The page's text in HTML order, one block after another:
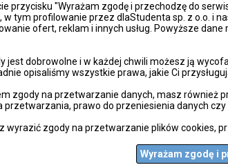
przycisku "Wyrażam zgodę i przechodzę do
w tym profilowanie przez dlaStudenta sp. z o.o. i
ofert, reklam i innych usług. Powyższe dane
jest dobrowolne i w każdej chwili możesz ją
opisaliśmy wszystkie prawa, jakie Ci
zgody na przetwarzanie danych, masz również
przetwarzania, prawo do przeniesienia danych
wyrazić zgody na przetwarzanie plików cookies,
Wyrażam zgodę i